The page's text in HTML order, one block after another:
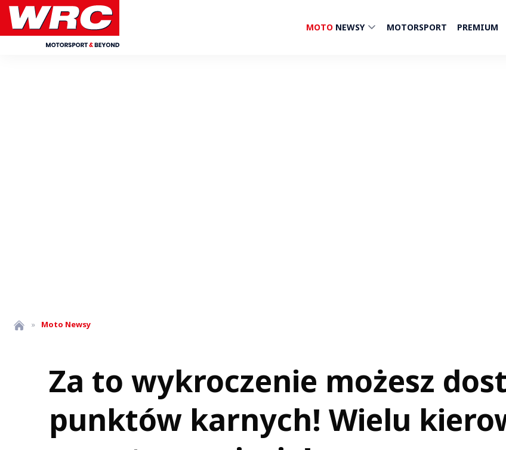
MOTO NEWSY MOTORSPORT PREMIUM
» Moto Newsy
Za to wykroczenie możesz
punktów karnych! Wielu